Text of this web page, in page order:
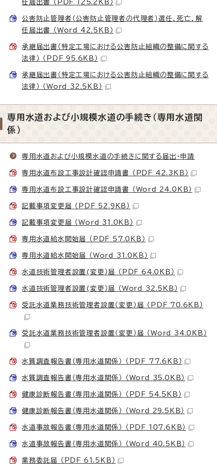
任届出書 （PDF 125.2KB）
公害防止管理者（公害防止管理者の代理者）選任，死亡，解
任届出書 （Word 42.5KB）
承継届出書（特定工場における公害防止組織の整備に関する
法律） （PDF 95.6KB）
承継届出書（特定工場における公害防止組織の整備に関する
法律） （Word 32.5KB）
専用水道および小規模水道の手続き（専用水道関
係）
専用水道および小規模水道の手続きに関する届出・申請
専用水道布設工事設計確認申請書 （PDF 42.3KB）
専用水道布設工事設計確認申請書 （Word 24.0KB）
記載事項変更届 （PDF 52.9KB）
記載事項変更届 （Word 31.0KB）
専用水道給水開始届 （PDF 57.0KB）
専用水道給水開始届 （Word 31.0KB）
水道技術管理者設置(変更）届 （PDF 64.0KB）
水道技術管理者設置(変更）届 （Word 32.5KB）
受託水道業務技術管理者設置（変更）届 （PDF 70.6KB）
受託水道業務技術管理者設置（変更）届 （Word 34.0KB）
水質調査報告書（専用水道関係） （PDF 77.6KB）
水質調査報告書（専用水道関係） （Word 35.0KB）
健康診断報告書（専用水道関係） （PDF 54.5KB）
健康診断報告書（専用水道関係） （Word 29.5KB）
水道事故報告書（専用水道関係） （PDF 107.6KB）
水道事故報告書（専用水道関係） （Word 40.5KB）
業務委託届 （PDF 61.5KB）